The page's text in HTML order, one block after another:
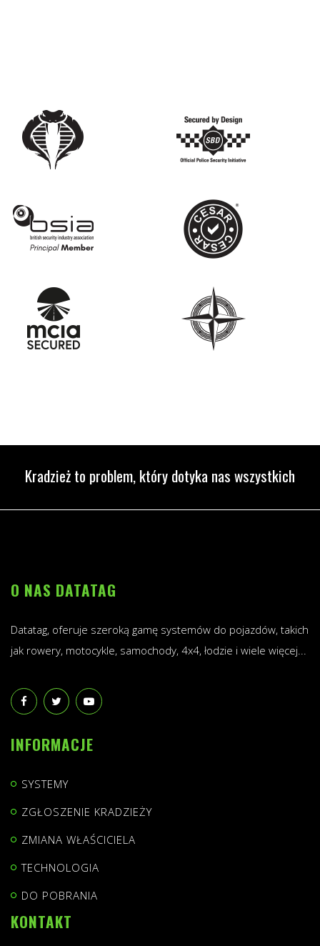
Kradzież to problem, który dotyka nas wszystkich
O NAS DATATAG
Datatag, oferuje szeroką gamę systemów do pojazdów, takich
jak rowery, motocykle, samochody, 4x4, łodzie i wiele więcej...
INFORMACJE
SYSTEMY
ZGŁOSZENIE KRADZIEŻY
ZMIANA WŁAŚCICIELA
TECHNOLOGIA
DO POBRANIA
KONTAKT